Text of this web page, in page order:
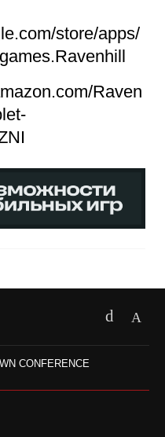
store/apps/
Raven
CONFERENCE